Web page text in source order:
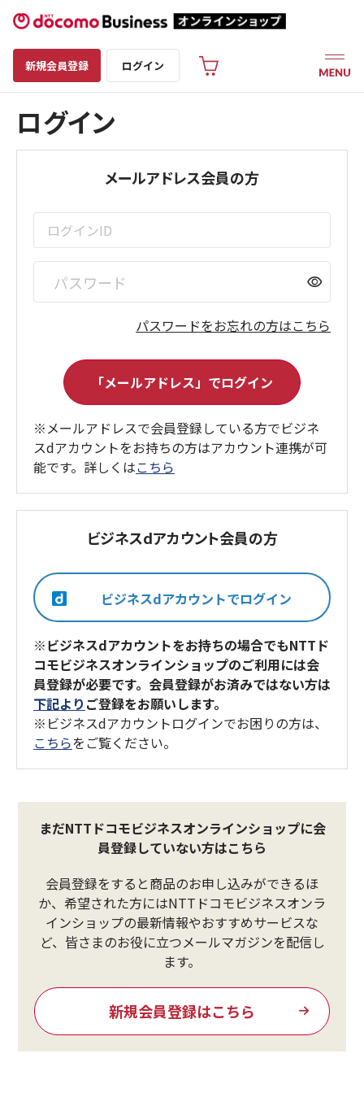
新規会員登録 ログイン
ログイン
メールアドレス会員の方
visibility
パスワードをお忘れの方はこちら
※メールアドレスで会員登録している方でビジネ
スdアカウントをお持ちの方はアカウント連携が可
能です。詳しくはこちら
ビジネスdアカウント会員の方
※ビジネスdアカウントをお持ちの場合でもNTTド
コモビジネスオンラインショップのご利用には会
員登録が必要です。会員登録がお済みではない方は
下記より ご登録をお願いします。
※ビジネスdアカウントログインでお困りの方は、
こちらをご覧ください。
まだNTTドコモビジネスオンラインショップに会
員登録していない方はこちら
会員登録をすると商品のお申し込みができるほ
か、希望された方にはNTTドコモビジネスオンラ
インショップの最新情報やおすすめサービスな
ど、皆さまのお役に立つメールマガジンを配信し
ます。
新規会員登録はこちら